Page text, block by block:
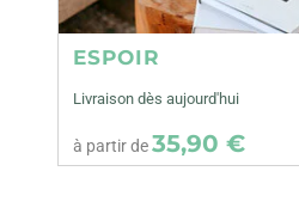
ESPOIR
Livraison dès aujourd'hui
à partir de35,90 €